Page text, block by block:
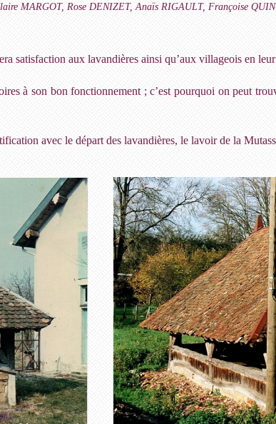
MARGOT, Rose DENIZET, Anaïs RIGAULT, Françoise
satisfaction aux lavandières ainsi qu’aux villageois en
à son bon fonctionnement ; c’est pourquoi on peut
avec le départ des lavandières, le lavoir de la